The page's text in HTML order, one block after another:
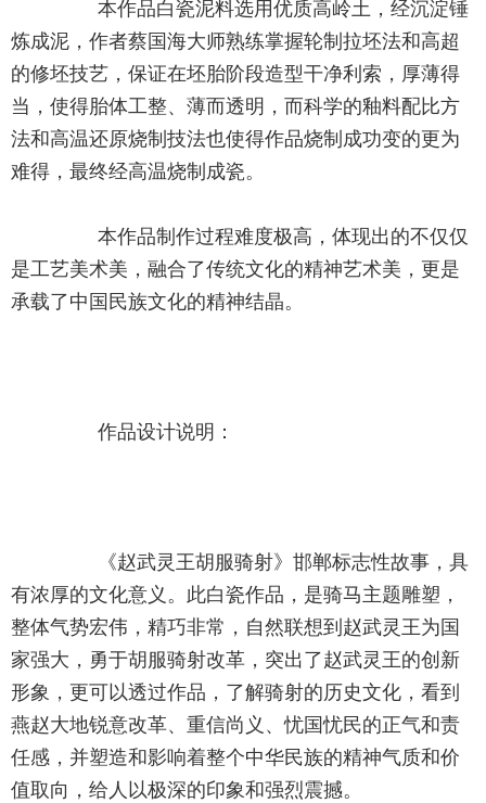
炼成泥，作者蔡国海大师熟练掌握轮制拉坯法和高超
的修坯技艺，保证在坯胎阶段造型干净利索，厚薄得
当，使得胎体工整、薄而透明，而科学的釉料配比方
法和高温还原烧制技法也使得作品烧制成功变的更为
难得，最终经高温烧制成瓷。
是工艺美术美，融合了传统文化的精神艺术美，更是
承载了中国民族文化的精神结晶。
		作品设计说明：
有浓厚的文化意义。此白瓷作品，是骑马主题雕塑，
整体气势宏伟，精巧非常，自然联想到赵武灵王为国
家强大，勇于胡服骑射改革，突出了赵武灵王的创新
形象，更可以透过作品，了解骑射的历史文化，看到
燕赵大地锐意改革、重信尚义、忧国忧民的正气和责
任感，并塑造和影响着整个中华民族的精神气质和价
值取向，给人以极深的印象和强烈震撼。